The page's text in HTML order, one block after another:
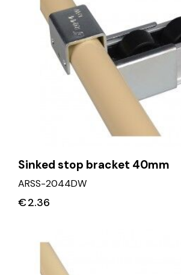
Sinked stop bracket 40mm
ARSS-2044DW
€2.36